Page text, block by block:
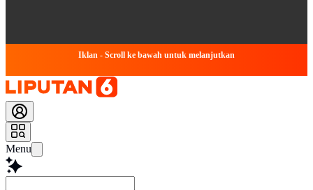
Iklan - Scroll ke bawah untuk melanjutkan
Menu